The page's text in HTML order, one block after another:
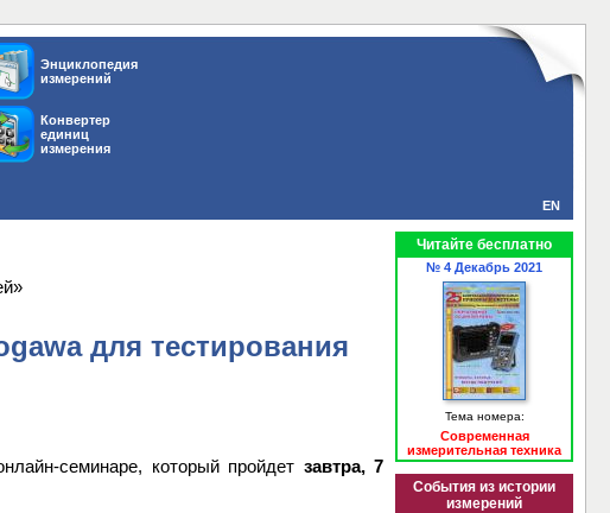
Энциклопедия
измерений
Конвертер
единиц
измерения
EN
для тестирования
семинаре, который пройдет завтра, 7
Читайте бесплатно
№ 4 Декабрь 2021
Тема номера:
Современная
измерительная техника
События из истории
измерений